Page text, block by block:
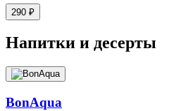
290 ₽
Напитки и десерты
BonAqua